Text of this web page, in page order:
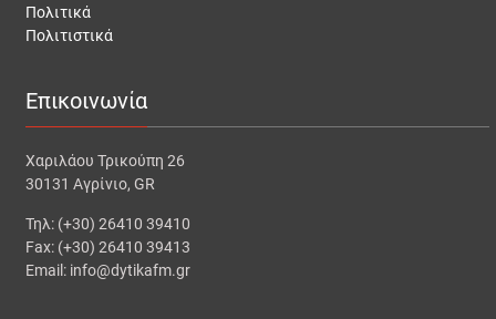
Πολιτικά
Πολιτιστικά
Επικοινωνία
Χαριλάου Τρικούπη 26
30131 Αγρίνιο, GR
Τηλ: (+30) 26410 39410
Fax: (+30) 26410 39413
Email: info@dytikafm.gr